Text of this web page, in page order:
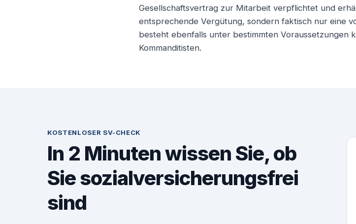
Gesellschaftsvertrag zur Mitarbeit verpflichtet und
entsprechende Vergütung, sondern faktisch nur eine
besteht ebenfalls unter bestimmten Voraussetzungen
Kommanditisten.
KOSTENLOSER SV-CHECK
In 2 Minuten wissen Sie, ob
Sie sozialversicherungsfrei
sind